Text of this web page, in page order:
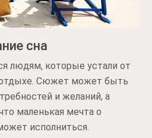
сна
людям, которые устали от
Сюжет может быть
и желаний, а
маленькая мечта о
исполниться.